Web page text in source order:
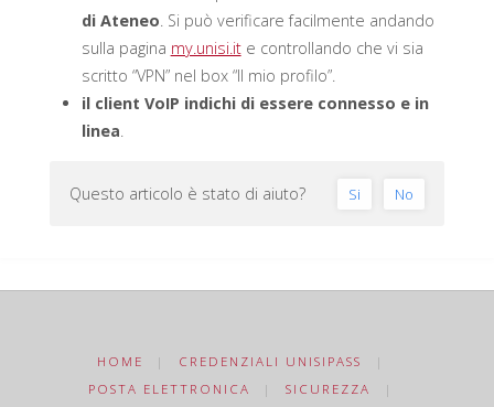
di Ateneo. Si può verificare facilmente andando
sulla pagina my.unisi.ite controllando che vi sia
scritto “VPN” nel box “Il mio profilo”.
il client VoIP indichi di essere connesso e in
linea.
Questo articolo è stato di aiuto? Si No
HOME | CREDENZIALI UNISIPASS
|
POSTA ELETTRONICA
| SICUREZZA |